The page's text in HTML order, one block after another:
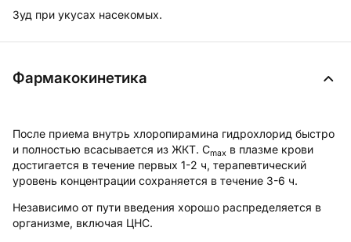
Зуд при укусах насекомых.
Фармакокинетика
После приема внутрь хлоропирамина гидрохлорид быстро
и полностью всасывается из ЖКТ. Cmax в плазме крови
достигается в течение первых 1-2 ч, терапевтический
уровень концентрации сохраняется в течение 3-6 ч.
Независимо от пути введения хорошо распределяется в
организме, включая ЦНС.